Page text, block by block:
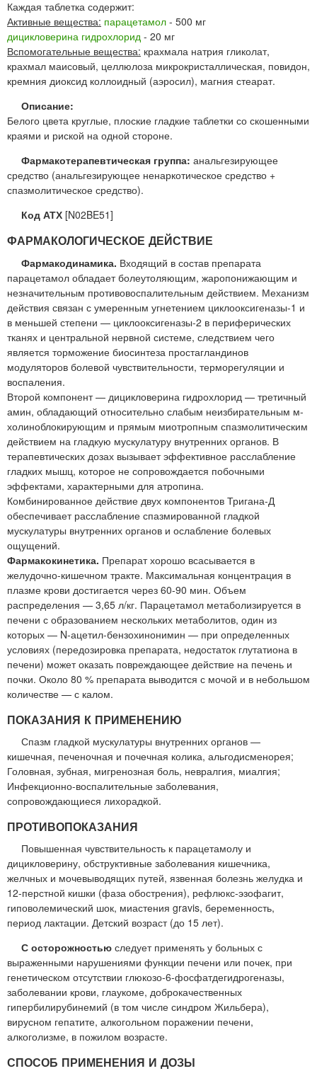
Каждая таблетка содержит:
Активные вещества: парацетамол - 500 мг
дицикловерина гидрохлорид - 20 мг
Вспомогательные вещества: крахмала натрия гликолат,
крахмал маисовый, целлюлоза микрокристаллическая, повидон,
кремния диоксид коллоидный (аэросил), магния стеарат.
Описание:
Белого цвета круглые, плоские гладкие таблетки со скошенными
краями и риской на одной стороне.
Фармакотерапевтическая группа: анальгезирующее
средство (анальгезирующее ненаркотическое средство +
спазмолитическое средство).
Код АТХ [N02BE51]
ФАРМАКОЛОГИЧЕСКОЕ ДЕЙСТВИЕ
Фармакодинамика. Входящий в состав препарата
парацетамол обладает болеутоляющим, жаропонижающим и
незначительным противовоспалительным действием. Механизм
действия связан с умеренным угнетением циклооксигеназы-1 и
в меньшей степени — циклооксигеназы-2 в периферических
тканях и центральной нервной системе, следствием чего
является торможение биосинтеза простагландинов
модуляторов болевой чувствительности, терморегуляции и
воспаления.
Второй компонент — дицикловерина гидрохлорид — третичный
амин, обладающий относительно слабым неизбирательным м-
холиноблокирующим и прямым миотропным спазмолитическим
действием на гладкую мускулатуру внутренних органов. В
терапевтических дозах вызывает эффективное расслабление
гладких мышц, которое не сопровождается побочными
эффектами, характерными для атропина.
Комбинированное действие двух компонентов Тригана-Д
обеспечивает расслабление спазмированной гладкой
мускулатуры внутренних органов и ослабление болевых
ощущений.
Фармакокинетика. Препарат хорошо всасывается в
желудочно-кишечном тракте. Максимальная концентрация в
плазме крови достигается через 60-90 мин. Объем
распределения — 3,65 л/кг. Парацетамол метаболизируется в
печени с образованием нескольких метаболитов, один из
которых — N-ацетил-бензохинонимин — при определенных
условиях (передозировка препарата, недостаток глутатиона в
печени) может оказать повреждающее действие на печень и
почки. Около 80 % препарата выводится с мочой и в небольшом
количестве — с калом.
ПОКАЗАНИЯ К ПРИМЕНЕНИЮ
Спазм гладкой мускулатуры внутренних органов —
кишечная, печеночная и почечная колика, альгодисменорея;
Головная, зубная, мигренозная боль, невралгия, миалгия;
Инфекционно-воспалительные заболевания,
сопровождающиеся лихорадкой.
ПРОТИВОПОКАЗАНИЯ
Повышенная чувствительность к парацетамолу и
дицикловерину, обструктивные заболевания кишечника,
желчных и мочевыводящих путей, язвенная болезнь желудка и
12-перстной кишки (фаза обострения), рефлюкс-эзофагит,
гиповолемический шок, миастения gravis, беременность,
период лактации. Детский возраст (до 15 лет).
С осторожностью следует применять у больных с
выраженными нарушениями функции печени или почек, при
генетическом отсутствии глюкозо-6-фосфатдегидрогеназы,
заболевании крови, глаукоме, доброкачественных
гипербилирубинемий (в том числе синдром Жильбера),
вирусном гепатите, алкогольном поражении печени,
алкоголизме, в пожилом возрасте.
СПОСОБ ПРИМЕНЕНИЯ И ДОЗЫ